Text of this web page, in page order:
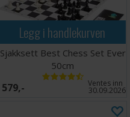
Legg i handlekurven
Sjakksett Best Chess Set Ever
50cm
579,- Ventes inn
30.09.2026